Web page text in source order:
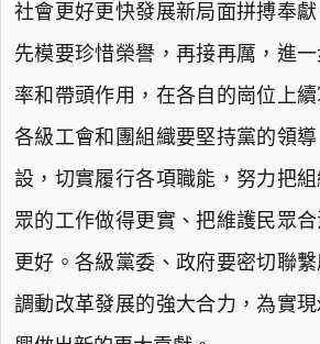
社會更好更快發展新局面拼搏奉
先模要珍惜榮譽，再接再厲，進
率和帶頭作用，在各自的崗位上
各級工會和團組織要堅持黨的領
設，切實履行各項職能，努力把
眾的工作做得更實、把維護民眾
更好。各級黨委、政府要密切聯
調動改革發展的強大合力，為實